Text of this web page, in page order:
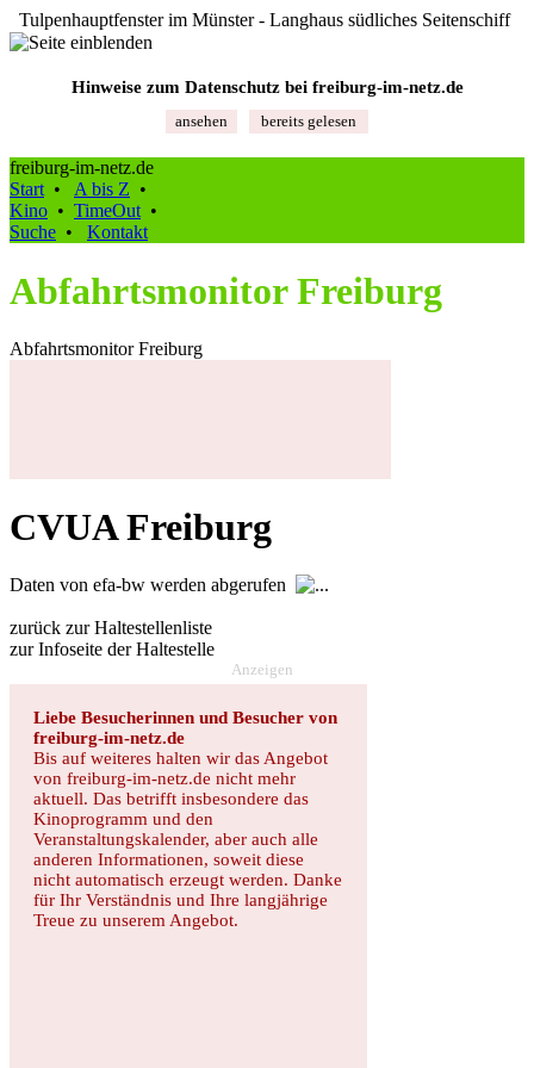
Tulpenhauptfenster im Münster - Langhaus südliches Seitenschiff
Hinweise zum Datenschutz bei freiburg‑im‑netz.de
ansehen bereits gelesen
freiburg-im-netz.de
Start • A bis Z •
Kino • TimeOut •
Suche • Kontakt
Abfahrtsmonitor Freiburg
Abfahrtsmonitor Freiburg
CVUA Freiburg
Daten von efa-bw werden abgerufen
zurück zur Haltestellenliste
zur Infoseite der Haltestelle
Anzeigen
Liebe Besucherinnen und Besucher von
freiburg-im-netz.de
Bis auf weiteres halten wir das Angebot
von freiburg-im-netz.de nicht mehr
aktuell. Das betrifft insbesondere das
Kinoprogramm und den
Veranstaltungskalender, aber auch alle
anderen Informationen, soweit diese
nicht automatisch erzeugt werden. Danke
für Ihr Verständnis und Ihre langjährige
Treue zu unserem Angebot.